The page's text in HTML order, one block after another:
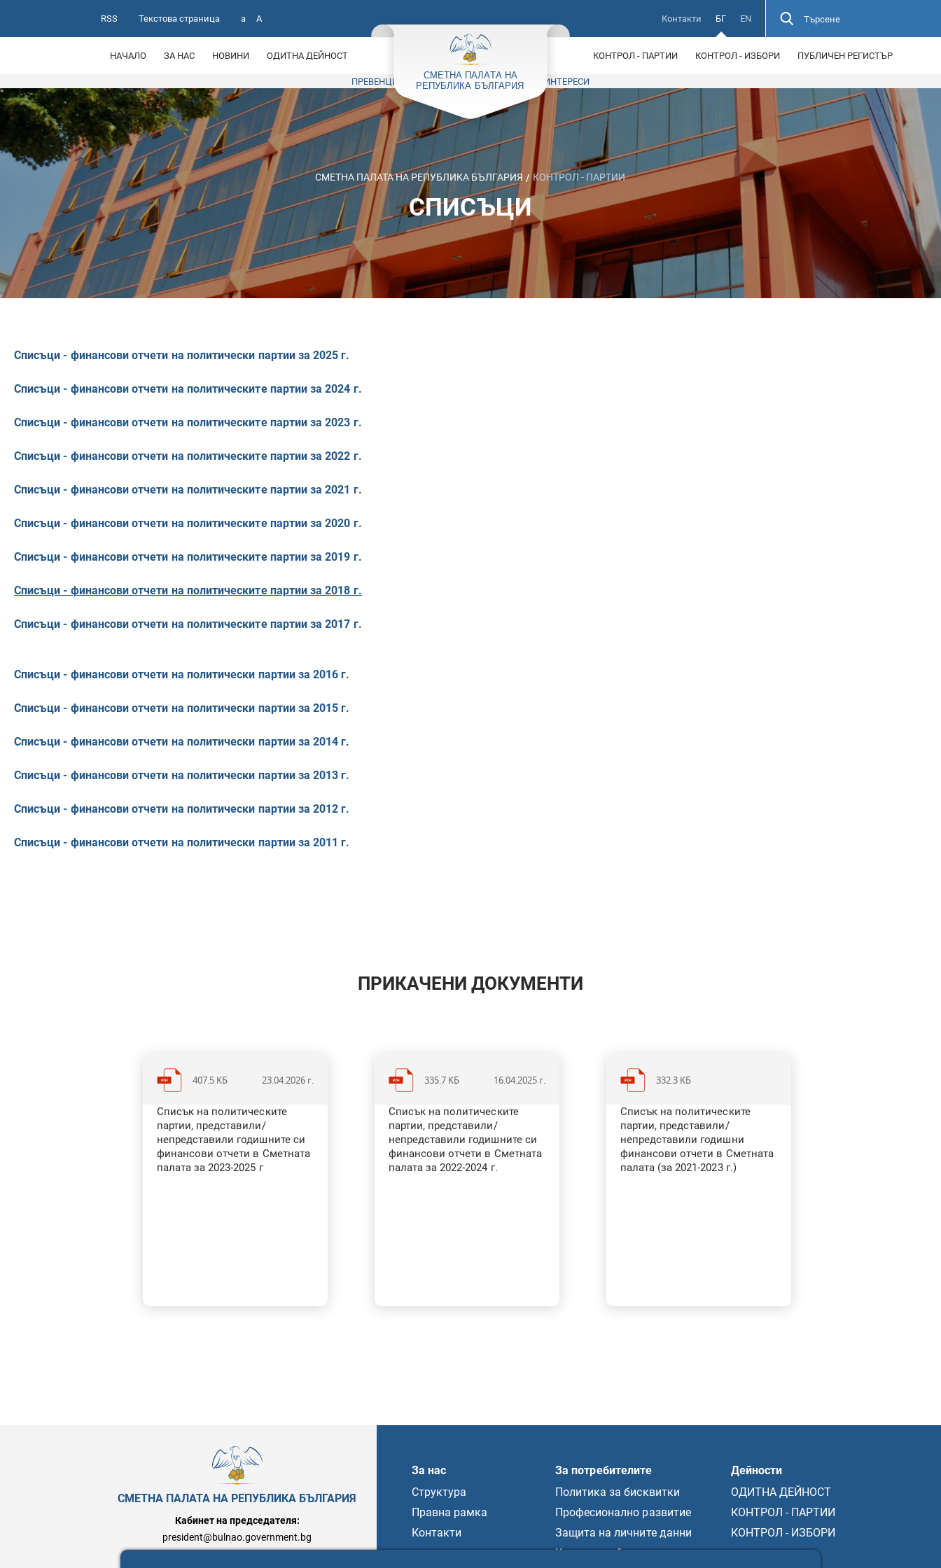
RSS Текстова страница a A Контакти БГ EN Търсене
НАЧАЛО ЗА НАС НОВИНИ ОДИТНА ДЕЙНОСТ КОНТРОЛ - ПАРТИИ КОНТРОЛ - ИЗБОРИ ПУБЛИЧЕН РЕГИСТЪР
ПРЕВЕНЦИЯ НА КОРУПЦИЯТАКОНФЛИКТ НА ИНТЕРЕСИ
СМЕТНА ПАЛАТА НА РЕПУБЛИКА БЪЛГАРИЯ КОНТРОЛ - ПАРТИИ
СПИСЪЦИ
Списъци - финансови отчети на политически партии за 2025 г.
Списъци - финансови отчети на политическите партии за 2024 г.
Списъци - финансови отчети на политическите партии за 2023 г.
Списъци - финансови отчети на политическите партии за 2022 г.
Списъци - финансови отчети на политическите партии за 2021 г.
Списъци - финансови отчети на политическите партии за 2020 г.
Списъци - финансови отчети на политическите партии за 2019 г.
Списъци - финансови отчети на политическите партии за 2018 г.
Списъци - финансови отчети на политическите партии за 2017 г.
Списъци - финансови отчети на политически партии за 2016 г.
Списъци - финансови отчети на политически партии за 2015 г.
Списъци - финансови отчети на политически партии за 2014 г.
Списъци - финансови отчети на политически партии за 2013 г.
Списъци - финансови отчети на политически партии за 2012 г.
Списъци - финансови отчети на политически партии за 2011 г.
ПРИКАЧЕНИ ДОКУМЕНТИ
407.5 KБ 23.04.2026 г.
Списък на политическите
партии, представили/
непредставили годишните си
финансови отчети в Сметната
палата за 2023-2025 г
335.7 KБ 16.04.2025 г.
Списък на политическите
партии, представили/
непредставили годишните си
финансови отчети в Сметната
палата за 2022-2024 г.
332.3 KБ
Списък на политическите
партии, представили/
непредставили годишни
финансови отчети в Сметната
палата (за 2021-2023 г.)
СМЕТНА ПАЛАТА НА РЕПУБЛИКА БЪЛГАРИЯ
Кабинет на председателя:
president@bulnao.government.bg
За нас
Структура
Правна рамка
Контакти
За потребителите
Политика за бисквитки
Професионално развитие
Защита на личните данни
Карта на сайта
Дейности
ОДИТНА ДЕЙНОСТ
КОНТРОЛ - ПАРТИИ
КОНТРОЛ - ИЗБОРИ